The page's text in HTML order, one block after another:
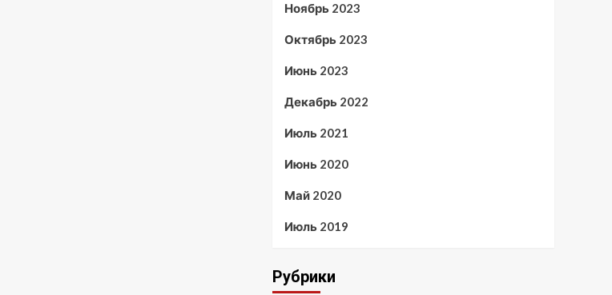
Ноябрь 2023
Октябрь 2023
Июнь 2023
Декабрь 2022
Июль 2021
Июнь 2020
Май 2020
Июль 2019
Рубрики